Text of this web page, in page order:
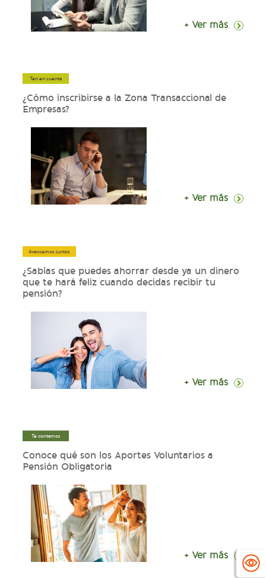
+ Ver más
Ten en cuenta
¿Cómo inscribirse a la Zona Transaccional de
Empresas?
+ Ver más
Avancemos juntos
¿Sabías que puedes ahorrar desde ya un dinero
que te hará feliz cuando decidas recibir tu
pensión?
+ Ver más
Te contamos
Conoce qué son los Aportes Voluntarios a
Pensión Obligatoria
+ Ver más